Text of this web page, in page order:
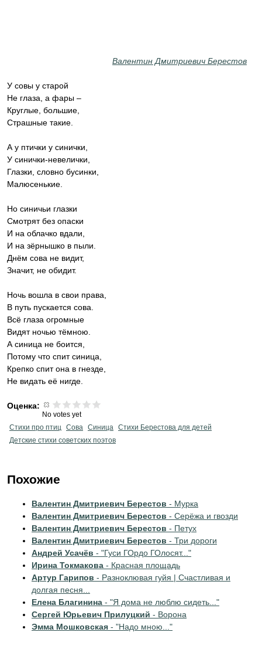
Валентин Дмитриевич Берестов
У совы у старой
Не глаза, а фары –
Круглые, большие,
Страшные такие.
А у птички у синички,
У синички-невелички,
Глазки, словно бусинки,
Малюсенькие.
Но синичьи глазки
Смотрят без опаски
И на облачко вдали,
И на зёрнышко в пыли.
Днём сова не видит,
Значит, не обидит.
Ночь вошла в свои права,
В путь пускается сова.
Всё глаза огромные
Видят ночью тёмною.
А синица не боится,
Потому что спит синица,
Крепко спит она в гнезде,
Не видать её нигде.
Оценка:
No votes yet
Стихи про птиц Сова Синица Стихи Берестова для детей
Детские стихи советских поэтов
Похожие
Валентин Дмитриевич Берестов - Мурка
Валентин Дмитриевич Берестов - Серёжа и гвозди
Валентин Дмитриевич Берестов - Петух
Валентин Дмитриевич Берестов - Три дороги
Андрей Усачёв - "Гуси ГОрдо ГОлосят..."
Ирина Токмакова - Красная площадь
Артур Гарипов - Разноклювая гуйя | Счастливая и
долгая песня...
Елена Благинина - "Я дома не люблю сидеть..."
Сергей Юрьевич Прилуцкий - Ворона
Эмма Мошковская - "Надо мною..."